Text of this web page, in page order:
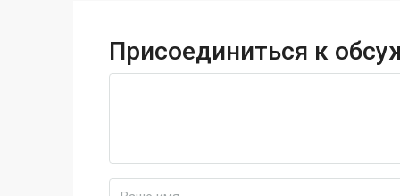
Присоединиться к